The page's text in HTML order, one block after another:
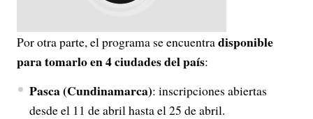
Por otra parte, el programa se encuentradisponible
para tomarlo en 4 ciudades del país:
Pasca (Cundinamarca): inscripciones abiertas
desde el 11 de abril hasta el 25 de abril.